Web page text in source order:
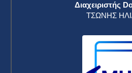
Διαχειριστής
ΤΣΩΝΗΣ